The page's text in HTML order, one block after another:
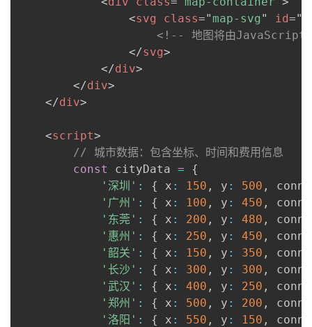
<svg class=" map-svg " id="
<!-- 地图将由JavaScript
</svg>
</div>
</div>
</div>
<script>
// 城市数据：包含坐标、时间和费用信息
const
cityData =
{
'深圳' : { x : 150 , y : 500 ,
'广州' : { x : 100 , y : 450 ,
'东莞' : { x : 200 , y : 480 ,
'惠州' : { x : 250 , y : 450 ,
'韶关' : { x : 150 , y : 350 ,
'长沙' : { x : 300 , y : 300 ,
'武汉' : { x : 400 , y : 250 ,
'郑州' : { x : 500 , y : 200 ,
'洛阳' : { x : 550 , y : 150 ,